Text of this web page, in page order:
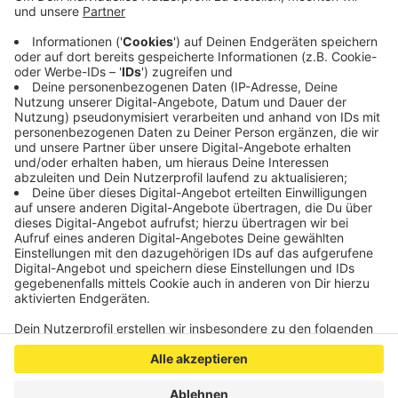
Tischreservierungen und Terminvereinbarungen
auch virtuelle Rundgänge der Geschäfte. Eine enge
Zusammenarbeit mit dem Info-Portal „Einkaufen in
Aachen“ ist auch geplant.
Veröffentlicht:Montag, 22.08.2022 17:03
Anzeige
Anzeige